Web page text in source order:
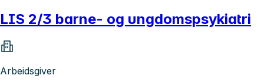
LIS 2/3 barne- og ungdomspsykiatri
Arbeidsgiver